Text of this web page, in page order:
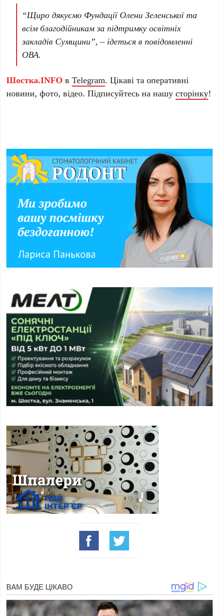
“Щиро дякуємо Фундації Олени Зеленської та
всім благодійникам за підтримку освітніх
закладів Сумщини”, – ідеться в повідомленні
ОВА.
Шостка.INFO вTelegram. Цікаві та оперативні
новини, фото, відео. Підписуйтесь на нашусторінку!